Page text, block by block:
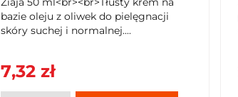
bazie oleju z oliwek do pielęgnacji
skóry suchej i normalnej....
7,32 zł